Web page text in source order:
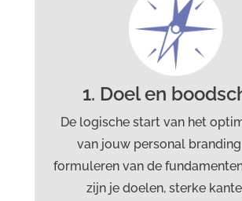
1. Doel en
De logische start van het
van jouw personal
formuleren van de
zijn je doelen, sterke
communicatieadviseur /
branding adviseur, grafisch
Jim Golstein
carrièregids /
Lorraine Vesterink
ondernemingsplan coach,
specialist